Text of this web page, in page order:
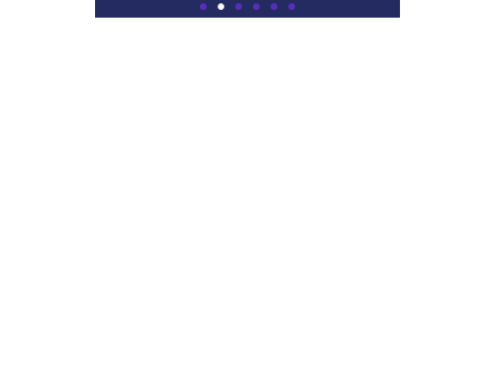
City harmadik évada.